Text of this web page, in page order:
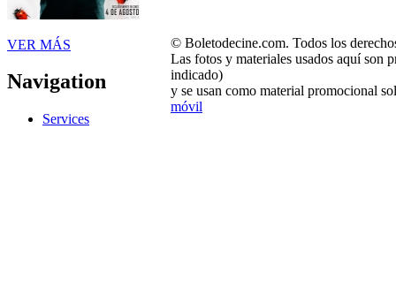
VER MÁS
Navigation
Services
© Boletodecine.com. Todos los
Las fotos y materiales usados aquí son
indicado)
y se usan como material promocional
móvil